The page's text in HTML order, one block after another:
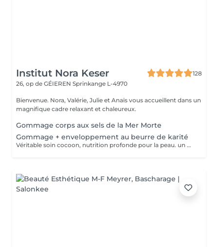
Institut Nora Keser
128
26, op de GÉIEREN Sprinkange L-4970
Bienvenue. Nora, Valérie, Julie et Anaïs vous accueillent dans un
magnifique cadre relaxant et chaleureux.
Gommage corps aux sels de la Mer Morte
Gommage + enveloppement au beurre de karité
Véritable soin cocoon, nutrition profonde pour la peau. un moment idyllique hors du temps.